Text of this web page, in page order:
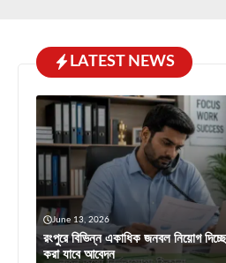
LATEST NEWS
June 13, 2026
রংপুরে বিভিন্ন একাধিক জনবল নিয়োগ
করা যাবে আবেদন